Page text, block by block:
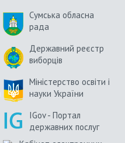
Сумська обласна
рада
Державний реєстр
виборців
Міністерство освіти і
науки України
IGov - Портал
державних послуг